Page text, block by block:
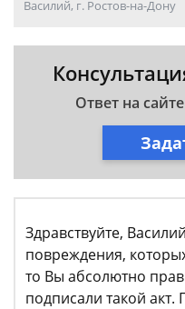
Василий, г. Ростов-на-Дону
Ответ на
Здравствуйте,
повреждения,
то Вы абсолютно
подписали такой акт.